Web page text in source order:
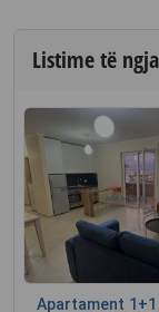
Listime të
Apartament